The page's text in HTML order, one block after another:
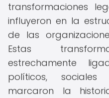
transformaciones
influyeron en la
de las
Estas
estrechamente
políticos,
marcaron la